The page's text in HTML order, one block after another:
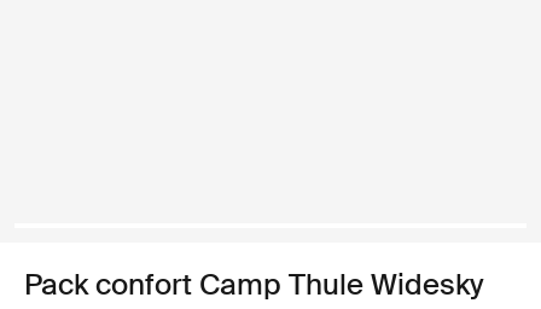
Pack confort Camp Thule Widesky